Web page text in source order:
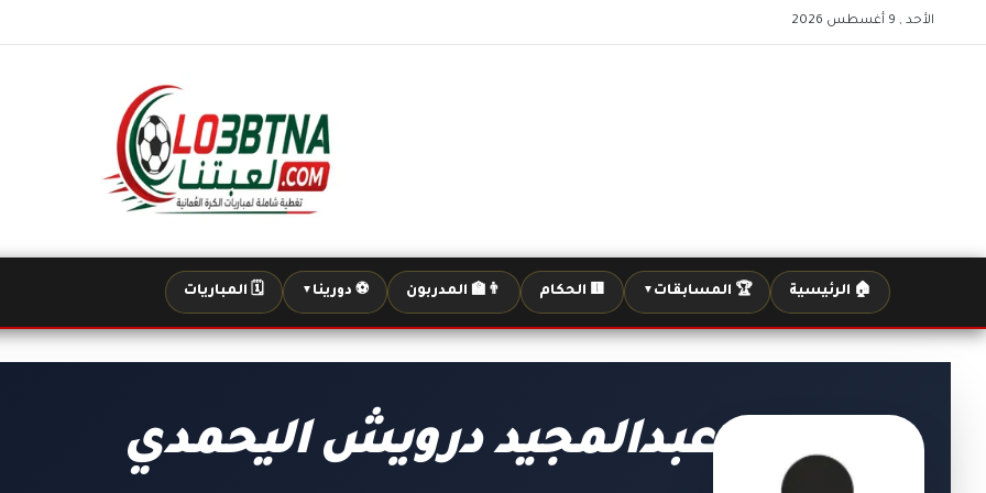
الأحد , 9 أغسطس 2026
🏠 الرئيسية 🏆 المسابقات ▼ 🟨 الحكام 👨‍🏫 المدربون ⚽ دورينا ▼ 🗓️ المباريات
عبدالمجيد درويش اليحمدي